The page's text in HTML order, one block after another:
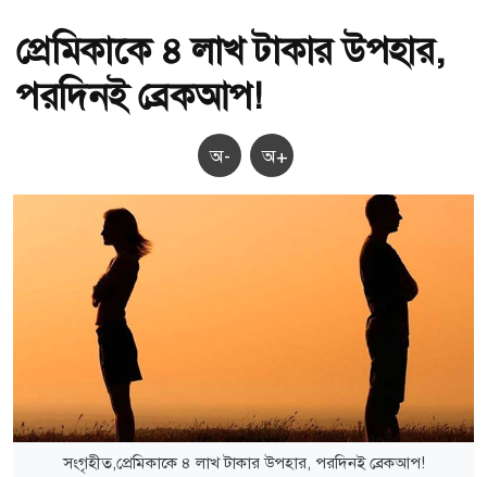
প্রেমিকাকে ৪ লাখ টাকার উপহার,
পরদিনই ব্রেকআপ!
অ- অ+
সংগৃহীত,প্রেমিকাকে ৪ লাখ টাকার উপহার, পরদিনই ব্রেকআপ!